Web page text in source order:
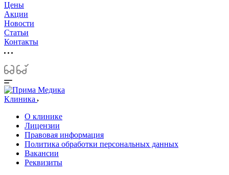
Цены
Акции
Новости
Статьи
Контакты
Клиника
О клинике
Лицензии
Правовая информация
Политика обработки персональных данных
Вакансии
Реквизиты